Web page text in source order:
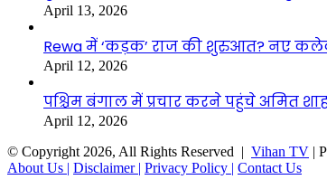
April 13, 2026
Rewa में ‘कड़क’ राज की शुरुआत? नए
April 12, 2026
पश्चिम बंगाल में प्रचार करने पहुंचे अमित
April 12, 2026
© Copyright 2026, All Rights Reserved | Vihan TV |
About Us | Disclaimer | Privacy Policy | Contact Us